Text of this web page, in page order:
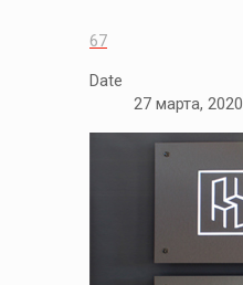
67
Date
27 марта, 2020